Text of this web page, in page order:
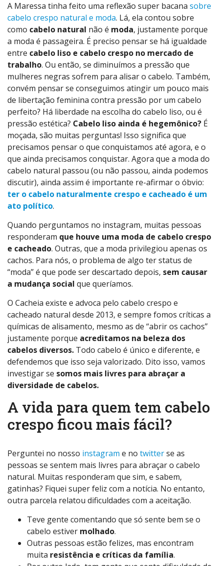
A Maressa tinha feito uma reflexão super bacana sobre
cabelo crespo natural e moda. Lá, ela contou sobre
como cabelo natural não é moda, justamente porque
a moda é passageira. É preciso pensar se há igualdade
entre cabelo liso e cabelo crespo no mercado de
trabalho. Ou então, se diminuímos a pressão que
mulheres negras sofrem para alisar o cabelo. Também,
convém pensar se conseguimos atingir um pouco mais
de libertação feminina contra pressão por um cabelo
perfeito? Há liberdade na escolha do cabelo liso, ou é
pressão estética? Cabelo liso ainda é hegemônico? É
moçada, são muitas perguntas! Isso significa que
precisamos pensar o que conquistamos até agora, e o
que ainda precisamos conquistar. Agora que a moda do
cabelo natural passou (ou não passou, ainda podemos
discutir), ainda assim é importante re-afirmar o óbvio:
ter o cabelo naturalmente crespo e cacheado é um
ato político.
Quando perguntamos no instagram, muitas pessoas
responderam que houve uma moda de cabelo crespo
e cacheado. Outras, que a moda privilegiou apenas os
cachos. Para nós, o problema de algo ter status de
“moda” é que pode ser descartado depois, sem causar
a mudança social que queríamos.
O Cacheia existe e advoca pelo cabelo crespo e
cacheado natural desde 2013, e sempre fomos críticas a
químicas de alisamento, mesmo as de “abrir os cachos”
justamente porque acreditamos na beleza dos
cabelos diversos. Todo cabelo é único e diferente, e
defendemos que isso seja valorizado. Dito isso, vamos
investigar se somos mais livres para abraçar a
diversidade de cabelos.
A vida para quem tem cabelo
crespo ficou mais fácil?
Perguntei no nosso instagram e no twitterse as
pessoas se sentem mais livres para abraçar o cabelo
natural. Muitas responderam que sim, e sabem,
gatinhas? Fiquei super feliz com a notícia. No entanto,
outra parcela relatou dificuldades com a aceitação.
Teve gente comentando que só sente bem se o
cabelo estiver molhado.
Outras pessoas estão felizes, mas encontram
muita resistência e críticas da família.